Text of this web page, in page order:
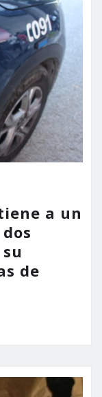
a un
de